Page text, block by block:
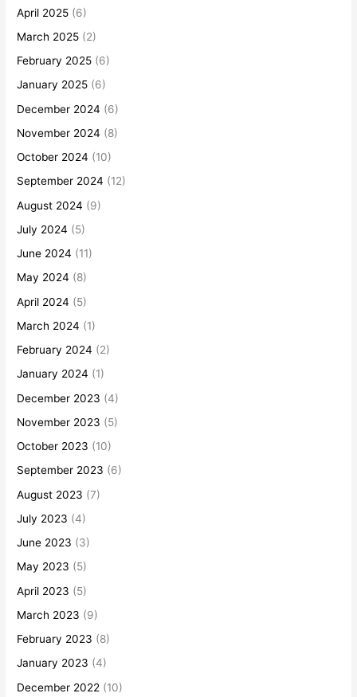
April 2025 (6)
March 2025 (2)
February 2025 (6)
January 2025 (6)
December 2024 (6)
November 2024 (8)
October 2024 (10)
September 2024 (12)
August 2024 (9)
July 2024 (5)
June 2024 (11)
May 2024 (8)
April 2024 (5)
March 2024 (1)
February 2024 (2)
January 2024 (1)
December 2023 (4)
November 2023 (5)
October 2023 (10)
September 2023 (6)
August 2023 (7)
July 2023 (4)
June 2023 (3)
May 2023 (5)
April 2023 (5)
March 2023 (9)
February 2023 (8)
January 2023 (4)
December 2022 (10)